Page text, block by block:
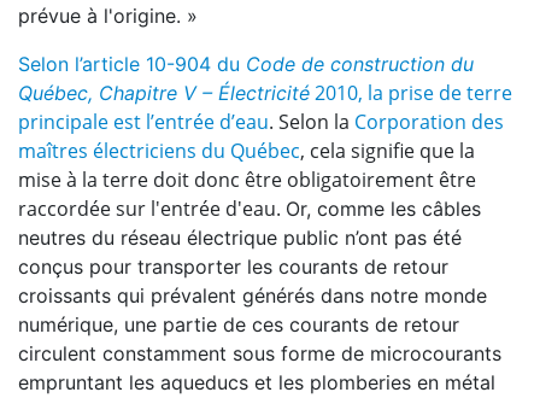
prévue à l'origine. »
Selon l’article 10-904 du Code de construction du
Québec, Chapitre V – Électricité 2010, la prise de terre
principale est l’entrée d’eau. Selon la Corporation des
maîtres électriciens du Québec, cela signifie que la
mise à la terre doit donc être obligatoirement être
raccordée sur l'entrée d'eau. Or, comme les câbles
neutres du réseau électrique public n’ont pas été
conçus pour transporter les courants de retour
croissants qui prévalent générés dans notre monde
numérique, une partie de ces courants de retour
circulent constamment sous forme de microcourants
empruntant les aqueducs et les plomberies en métal